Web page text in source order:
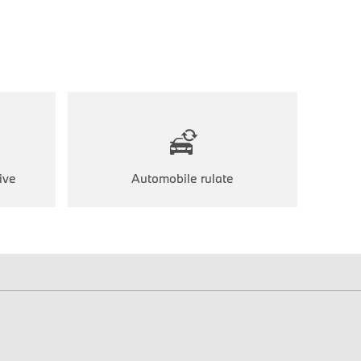
Automobile rulate